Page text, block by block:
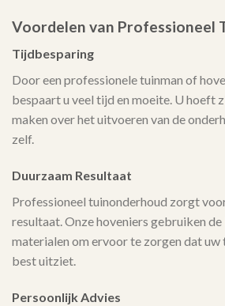
Voordelen van Professioneel
Tijdbesparing
Door een professionele tuinman of
bespaart u veel tijd en moeite. U hoeft
maken over het uitvoeren van de
zelf.
Duurzaam Resultaat
Professioneel tuinonderhoud zorgt
resultaat. Onze hoveniers gebruiken
materialen om ervoor te zorgen dat uw
best uitziet.
Persoonlijk Advies